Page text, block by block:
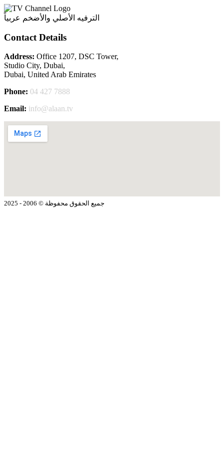
الترفيه الأصلي والأضخم عربياً
Contact Details
Address: Office 1207, DSC Tower,
Studio City, Dubai,
Dubai, United Arab Emirates
Phone: 04 427 7888
Email: info@alaan.tv
جميع الحقوق محفوظة © 2006 - 2025